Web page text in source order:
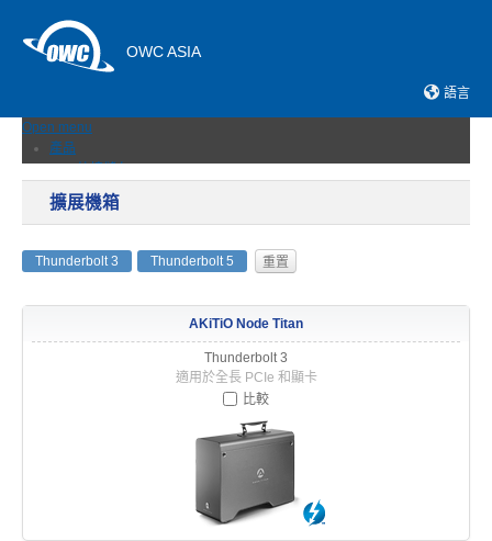
OWC ASIA
語言
Open menu
產品
固態硬碟
網路儲存伺服器
擴充埠與集線器
擴展機箱
擴展機箱
Thunderbolt 3 Thunderbolt 5
AKiTiO Node Titan
Thunderbolt 3
適用於全長 PCIe 和顯卡
比較